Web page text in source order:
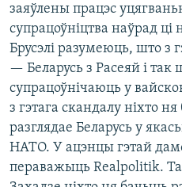
заяўлены працэс
супрацоўніцтва наўрад
Брусэлі разумеюць, што з
— Беларусь з Расеяй і так
супрацоўнічаюць у
з гэтага скандалу ніхто ня
разглядае Беларусь у
НАТО. У ацэнцы гэтай
пераважыць Realpolitik.